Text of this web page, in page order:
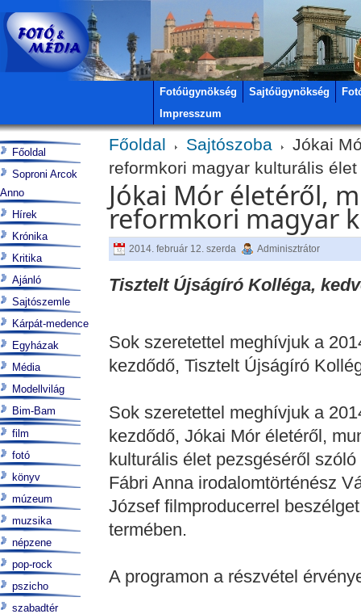
Fotóügynökség Sajtóügynökség
Impresszum
Főoldal Sajtószoba
Jókai
reformkori magyar kulturális
Jókai Mór életéről,
reformkori magyar
2014. február 12. szerda Adminisztrátor
Tisztelt Újságíró Kolléga,
Sok szeretettel meghívjuk a
kezdődő, Tisztelt Újságíró
Sok szeretettel meghívjuk a
kezdődő, Jókai Mór életéről,
kulturális élet pezsgéséről
Fábri Anna irodalomtörténész
József filmproducerrel
termében.
A programon a részvétel
Főoldal
Soproni Arcok
Anno
Hírek
Krónika
Kritika
Ajánló
Sajtószemle
Kárpát-medence
Egyházak
Média
Modellvilág
Bim-Bam
film
fotó
könyv
múzeum
muzsika
népzene
pop-rock
pszicho
szabadtér